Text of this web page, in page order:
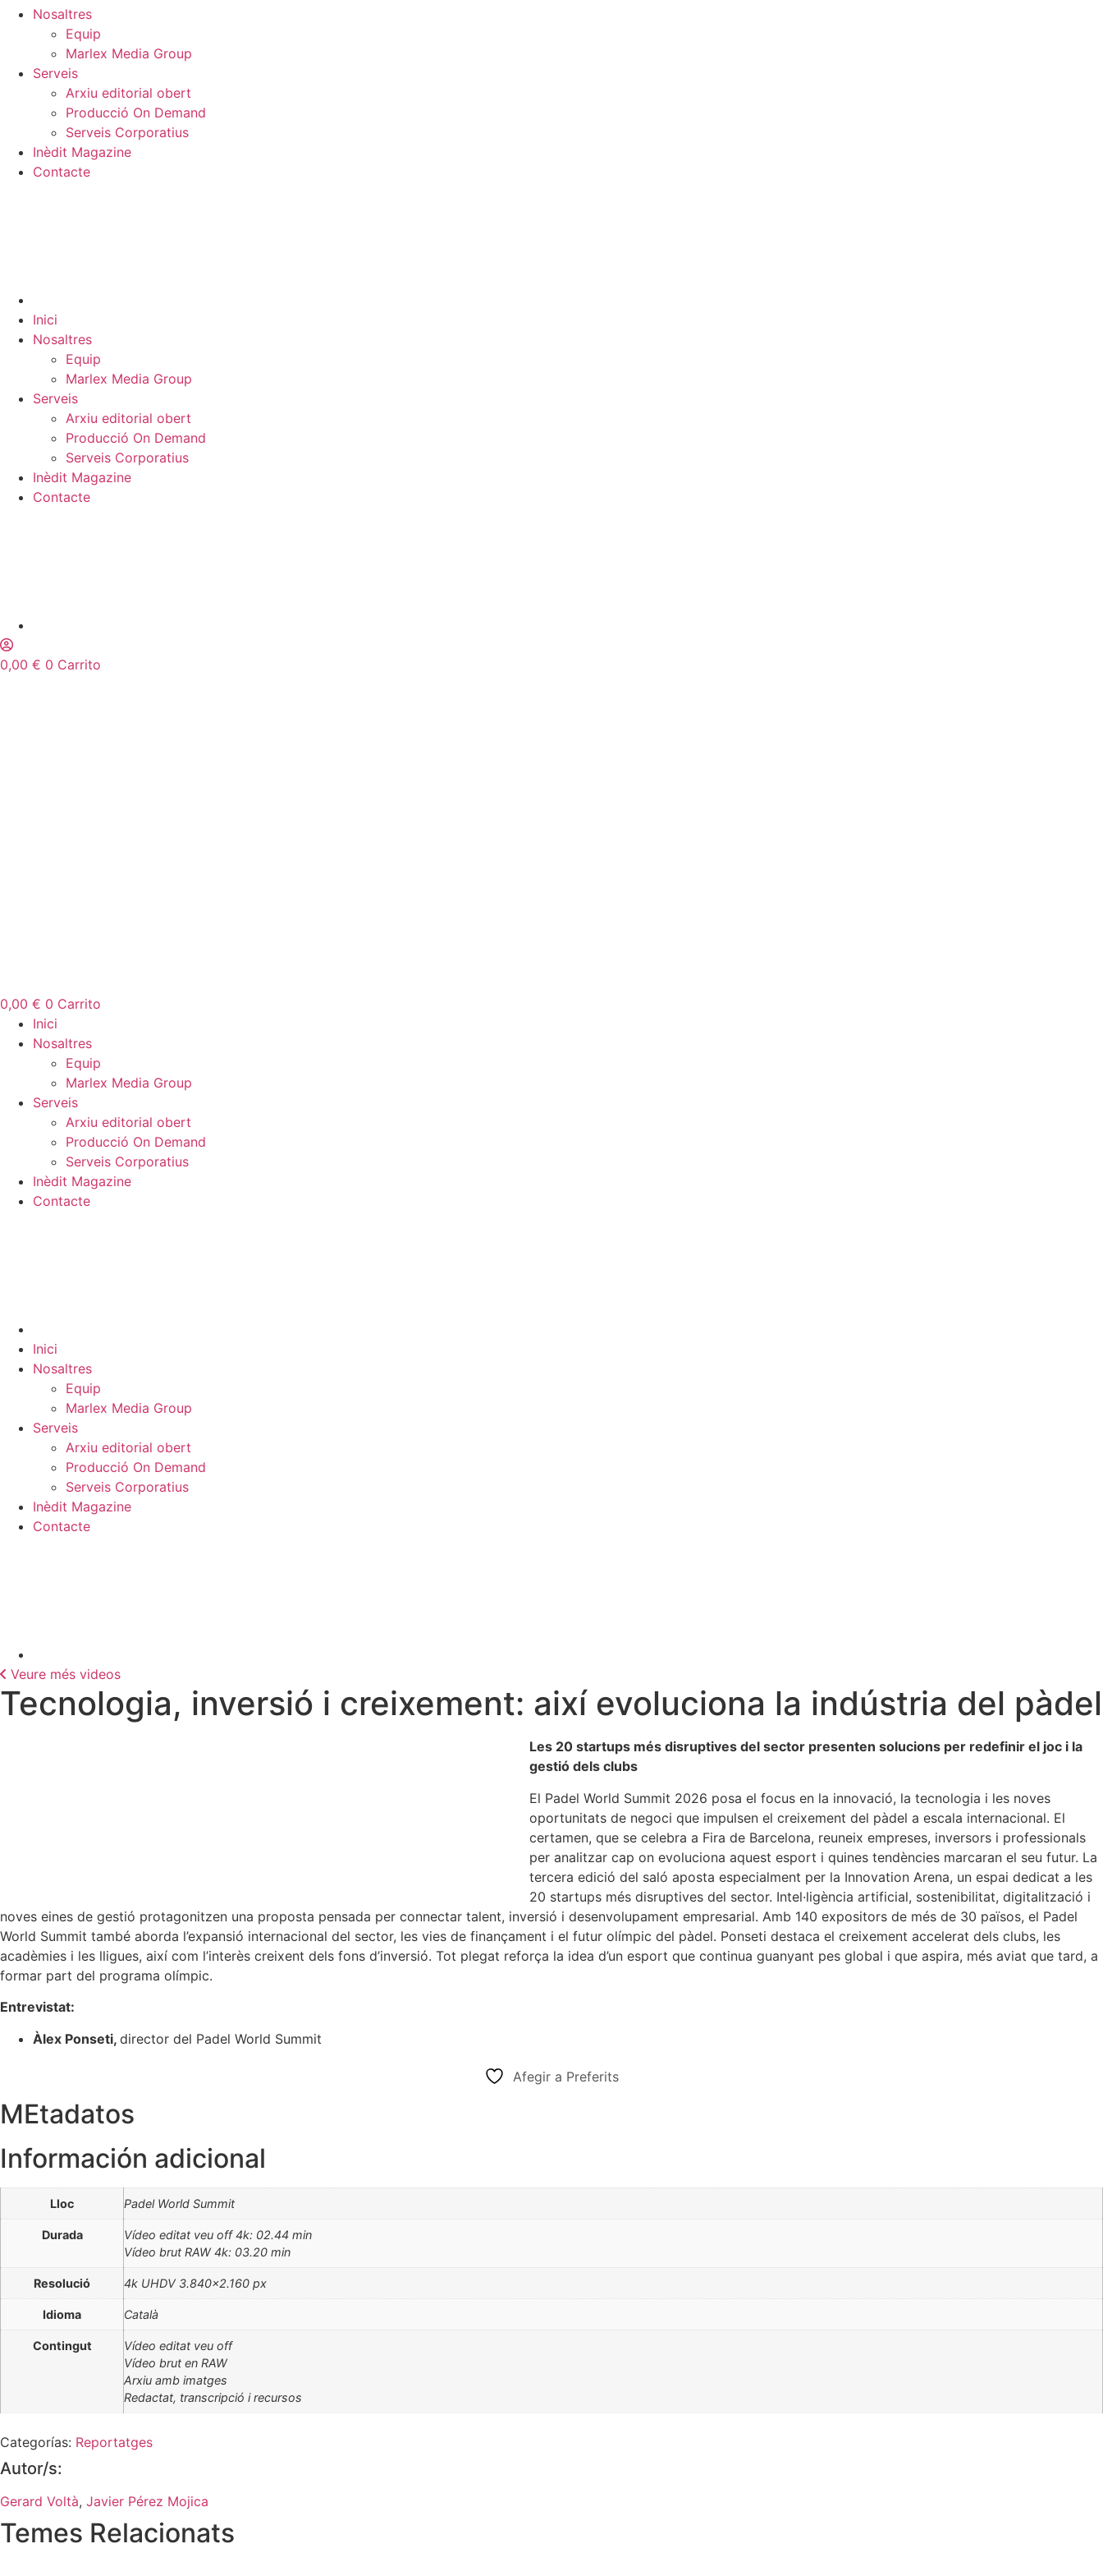
Nosaltres
Equip
Marlex Media Group
Serveis
Arxiu editorial obert
Producció On Demand
Serveis Corporatius
Inèdit Magazine
Contacte
Inici
Nosaltres
Equip
Marlex Media Group
Serveis
Arxiu editorial obert
Producció On Demand
Serveis Corporatius
Inèdit Magazine
Contacte
0,00 € 0 Carrito
0,00 € 0 Carrito
Inici
Nosaltres
Equip
Marlex Media Group
Serveis
Arxiu editorial obert
Producció On Demand
Serveis Corporatius
Inèdit Magazine
Contacte
Inici
Nosaltres
Equip
Marlex Media Group
Serveis
Arxiu editorial obert
Producció On Demand
Serveis Corporatius
Inèdit Magazine
Contacte
Veure més videos
Tecnologia, inversió i creixement: així evoluciona la indústria del pàdel
Les 20 startups més disruptives del sector presenten solucions per redefinir el joc i la
gestió dels clubs
El Padel World Summit 2026 posa el focus en la innovació, la tecnologia i les noves
oportunitats de negoci que impulsen el creixement del pàdel a escala internacional. El
certamen, que se celebra a Fira de Barcelona, reuneix empreses, inversors i professionals
per analitzar cap on evoluciona aquest esport i quines tendències marcaran el seu futur. La
tercera edició del saló aposta especialment per la Innovation Arena, un espai dedicat a les
20 startups més disruptives del sector. Intel·ligència artificial, sostenibilitat, digitalització i
noves eines de gestió protagonitzen una proposta pensada per connectar talent, inversió i desenvolupament empresarial. Amb 140 expositors de més de 30 països, el Padel
World Summit també aborda l’expansió internacional del sector, les vies de finançament i el futur olímpic del pàdel. Ponseti destaca el creixement accelerat dels clubs, les
acadèmies i les lligues, així com l’interès creixent dels fons d’inversió. Tot plegat reforça la idea d’un esport que continua guanyant pes global i que aspira, més aviat que tard, a
formar part del programa olímpic.
Entrevistat:
Àlex Ponseti, director del Padel World Summit
Afegir a Preferits
MEtadatos
Información adicional
Lloc Padel World Summit
Durada
Vídeo editat veu off 4k: 02.44 min
Vídeo brut RAW 4k: 03.20 min
Resolució 4k UHDV 3.840×2.160 px
Idioma Català
Contingut
Vídeo editat veu off
Vídeo brut en RAW
Arxiu amb imatges
Redactat, transcripció i recursos
Categorías: Reportatges
Autor/s:
Gerard Voltà, Javier Pérez Mojica
Temes Relacionats